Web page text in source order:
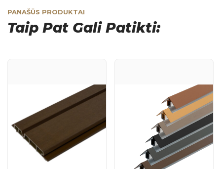
PANAŠŪS PRODUKTAI
Taip Pat Gali Patikti: